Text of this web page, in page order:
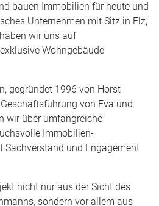
bauen Immobilien für heute und
Unternehmen mit Sitz in Elz,
wir uns auf
Wohngebäude
gegründet 1996 von Horst
von Eva und
wir über umfangreiche
Immobilien-
Sachverstand und Engagement
nicht nur aus der Sicht des
sondern vor allem aus